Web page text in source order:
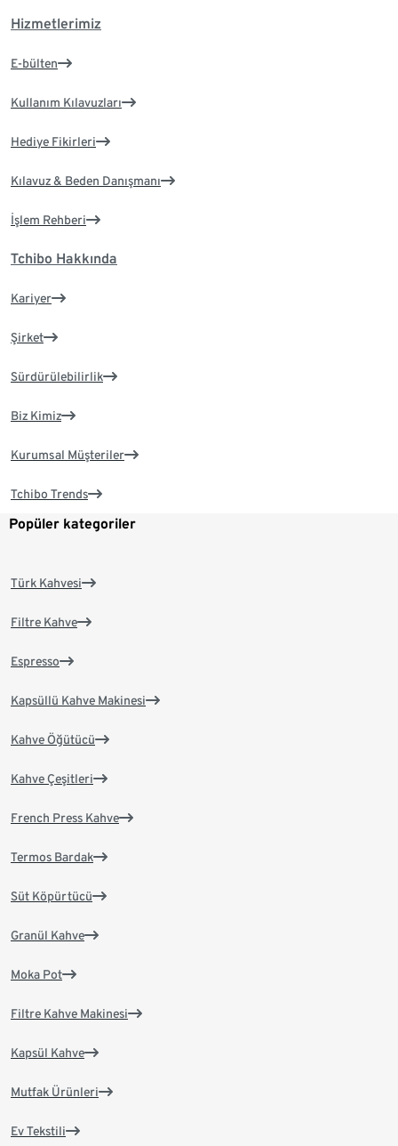
Hizmetlerimiz
E-bülten
Kullanım Kılavuzları
Hediye Fikirleri
Kılavuz & Beden Danışmanı
İşlem Rehberi
Tchibo Hakkında
Kariyer
Şirket
Sürdürülebilirlik
Biz Kimiz
Kurumsal Müşteriler
Tchibo Trends
Popüler kategoriler
Türk Kahvesi
Filtre Kahve
Espresso
Kapsüllü Kahve Makinesi
Kahve Öğütücü
Kahve Çeşitleri
French Press Kahve
Termos Bardak
Süt Köpürtücü
Granül Kahve
Moka Pot
Filtre Kahve Makinesi
Kapsül Kahve
Mutfak Ürünleri
Ev Tekstili